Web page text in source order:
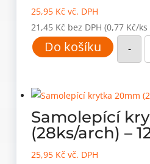
25,95 Kč vč. DPH
21,45 Kč bez DPH (0,77 Kč/ks
Do košíku -
Samolepící
(28ks/arch) –
25,95 Kč vč. DPH